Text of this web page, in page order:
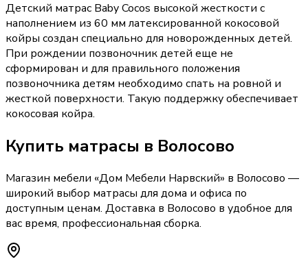
Детский матрас Baby Cocos высокой жесткости с
наполнением из 60 мм латексированной кокосовой
койры создан специально для новорожденных детей.
При рождении позвоночник детей еще не
сформирован и для правильного положения
позвоночника детям необходимо спать на ровной и
жесткой поверхности. Такую поддержку обеспечивает
кокосовая койра.
Купить матрасы в Волосово
Магазин мебели «Дом Мебели Нарвский» в Волосово —
широкий выбор матрасы для дома и офиса по
доступным ценам. Доставка в Волосово в удобное для
вас время, профессиональная сборка.